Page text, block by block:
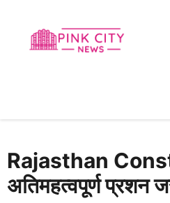
content
Rajasthan
अतिमहत्वपूर्ण प्रशन